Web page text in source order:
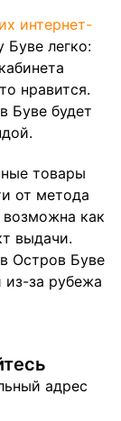
интернет-
Буве легко:
нравится.
Буве будет
товары
от метода
как
выдачи.
Остров Буве
за рубежа
адрес